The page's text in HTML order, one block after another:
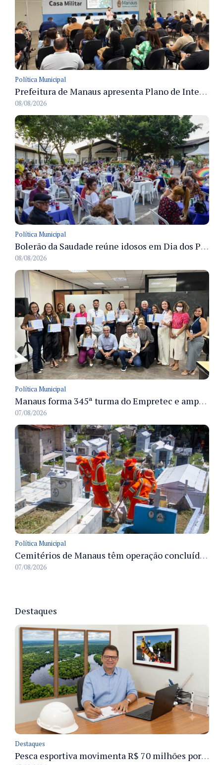
Política Municipal
Prefeitura de Manaus apresenta Plano de Integridade da CGM e qualifica servidores para governança e conformidade no biênio 2027-2028
08/08/2026
Política Municipal
Bolerão da Saudade reúne idosos em Dia dos Pais promovido pela Fundação Dr. Thomas em Manaus
08/08/2026
Política Municipal
Manaus forma 345ª turma do Empretec e amplia qualificação de empreendedores na cidade
07/08/2026
Política Municipal
Cemitérios de Manaus têm operação concluída e estrutura pronta para receber famílias no Dia dos Pais
07/08/2026
Destaques
Destaques
Pesca esportiva movimenta R$ 70 milhões por ano e ganha espaço na economia sustentável do Amazonas